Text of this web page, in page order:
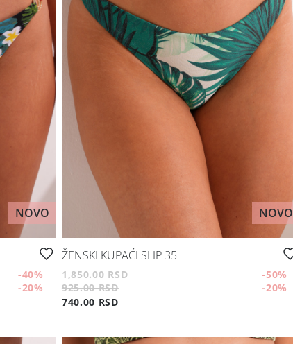
NOVO
-40%
-20%
NOVO
ŽENSKI KUPAĆI SLIP 35
1,850.00 RSD -50%
925.00 RSD
-20%
740.00 RSD